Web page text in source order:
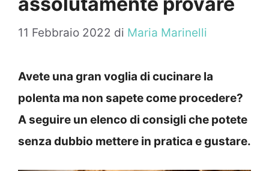
11 Febbraio 2022 di Maria Marinelli
Avete una gran voglia di cucinare la
polenta ma non sapete come procedere?
A seguire un elenco di consigli che potete
senza dubbio mettere in pratica e gustare.